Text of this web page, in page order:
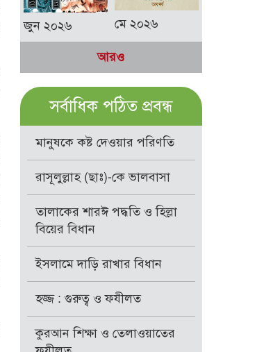
জুন ২০২৬ মে ২০২৬
আরও
সর্বাধিক পঠিত প্রবন্ধ
মানুষকে কষ্ট দেওয়ার পরিণতি
রাসূলুল্লাহ (ছাঃ)-কে ভালবাসা
তালাকের শারঈ পদ্ধতি ও হিল্লা
বিয়ের বিধান
ইসলামে দাড়ি রাখার বিধান
হজ্জ : গুরুত্ব ও ফযীলত
কুরআন শিক্ষা ও তেলাওয়াতের